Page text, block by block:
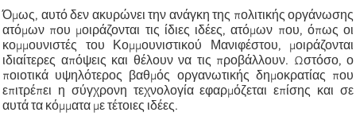
Όμως, αυτό δεν ακυρώνει την ανάγκη της πολιτικής οργάνωσης
ατόμων που μοιράζονται τις ίδιες ιδέες, ατόμων που, όπως οι
κομμουνιστές του Κομμουνιστικού Μανιφέστου, μοιράζονται
ιδιαίτερες απόψεις και θέλουν να τις προβάλλουν. Ωστόσο, ο
ποιοτικά υψηλότερος βαθμός οργανωτικής δημοκρατίας που
επιτρέπει η σύγχρονη τεχνολογία εφαρμόζεται επίσης και σε
αυτά τα κόμματα με τέτοιες ιδέες.